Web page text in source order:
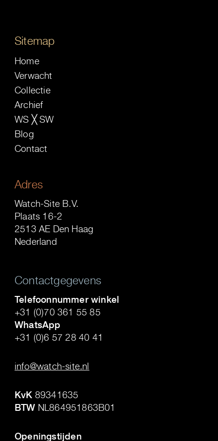
Sitemap
Home
Verwacht
Collectie
Archief
WS ╳ SW
Blog
Contact
Adres
Watch-Site B.V.
Plaats 16-2
2513 AE Den Haag
Nederland
Contactgegevens
Telefoonnummer winkel
+31 (0)70 361 55 85
WhatsApp
+31 (0)6 57 28 40 41
info@watch-site.nl
KvK 89341635
BTW NL864951863B01
Openingstijden